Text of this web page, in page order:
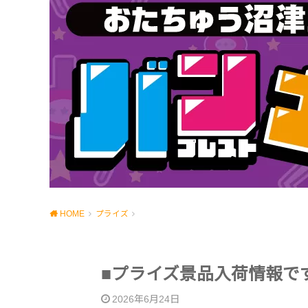
HOME プライズ
■プライズ景品入荷情報で
2026年6月24日